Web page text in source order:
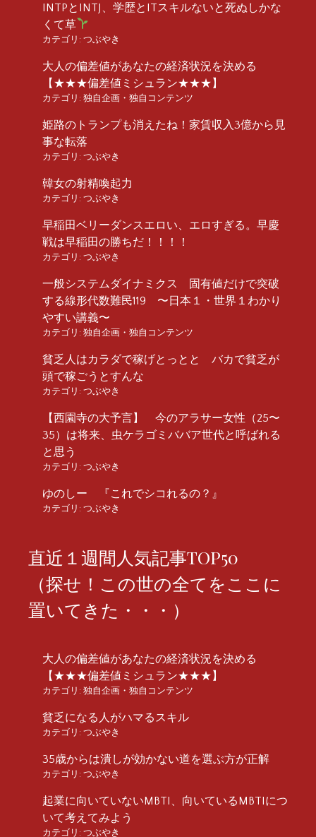
INTPとINTJ、学歴とITスキルないと死ぬしかな
くて草
カテゴリ: つぶやき
大人の偏差値があなたの経済状況を決める
【★★★偏差値ミシュラン★★★】
カテゴリ: 独自企画・独自コンテンツ
姫路のトランプも消えたね！家賃収入3億から見
事な転落
カテゴリ: つぶやき
韓女の射精喚起力
カテゴリ: つぶやき
早稲田ベリーダンスエロい、エロすぎる。早慶
戦は早稲田の勝ちだ！！！！
カテゴリ: つぶやき
一般システムダイナミクス 固有値だけで突破
する線形代数難民119 〜日本１・世界１わかり
やすい講義〜
カテゴリ: 独自企画・独自コンテンツ
貧乏人はカラダで稼げとっとと バカで貧乏が
頭で稼ごうとすんな
カテゴリ: つぶやき
【西園寺の大予言】 今のアラサー女性（25〜
35）は将来、虫ケラゴミババア世代と呼ばれる
と思う
カテゴリ: つぶやき
ゆのしー 『これでシコれるの？』
カテゴリ: つぶやき
直近１週間人気記事TOP50
（探せ！この世の全てをここに
置いてきた・・・）
大人の偏差値があなたの経済状況を決める
【★★★偏差値ミシュラン★★★】
カテゴリ: 独自企画・独自コンテンツ
貧乏になる人がハマるスキル
カテゴリ: つぶやき
35歳からは潰しが効かない道を選ぶ方が正解
カテゴリ: つぶやき
起業に向いていないMBTI、向いているMBTIにつ
いて考えてみよう
カテゴリ: つぶやき